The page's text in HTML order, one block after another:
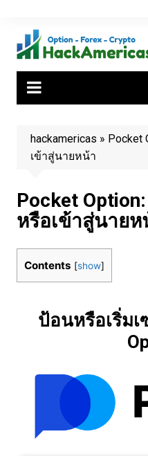
content
hackamericas » Pocket
เข้าสู่นายหน้า
Pocket
หรือเข้าสู่นายห
Contents [show]
ป้อนหรือเริ่ม